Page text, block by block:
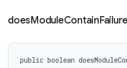
doesModuleContainFailure
public boolean